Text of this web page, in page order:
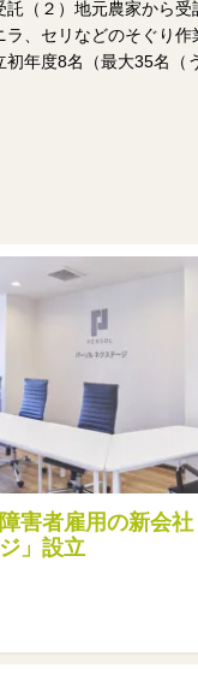
託（２）地元農家から
、セリなどのそぐり作
初年度8名（最大35名（
害者雇用の新会
」設立